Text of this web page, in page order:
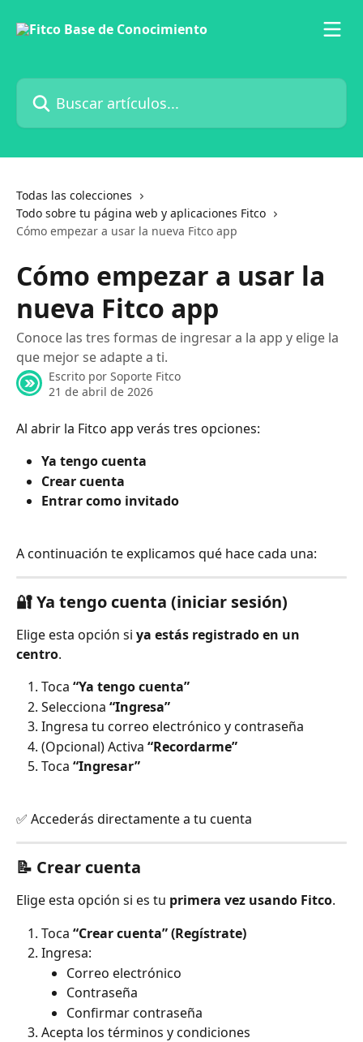
Buscar artículos...
Todas las colecciones
Todo sobre tu página web y aplicaciones Fitco
Cómo empezar a usar la nueva Fitco app
Cómo empezar a usar la
nueva Fitco app
Conoce las tres formas de ingresar a la app y elige la
que mejor se adapte a ti.
Escrito por Soporte Fitco
21 de abril de 2026
Al abrir la Fitco app verás tres opciones:
Ya tengo cuenta
Crear cuenta
Entrar como invitado
A continuación te explicamos qué hace cada una:
🔐 Ya tengo cuenta (iniciar sesión)
Elige esta opción si ya estás registrado en un
centro.
Toca “Ya tengo cuenta”
Selecciona “Ingresa”
Ingresa tu correo electrónico y contraseña
(Opcional) Activa “Recordarme”
Toca “Ingresar”
✅ Accederás directamente a tu cuenta
📝 Crear cuenta
Elige esta opción si es tu primera vez usando Fitco.
Toca “Crear cuenta” (Regístrate)
Ingresa:
Correo electrónico
Contraseña
Confirmar contraseña
Acepta los términos y condiciones